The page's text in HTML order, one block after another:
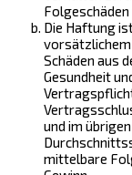
Die Haftung
Schäden aus
Gesundheit
und im
mittelbare